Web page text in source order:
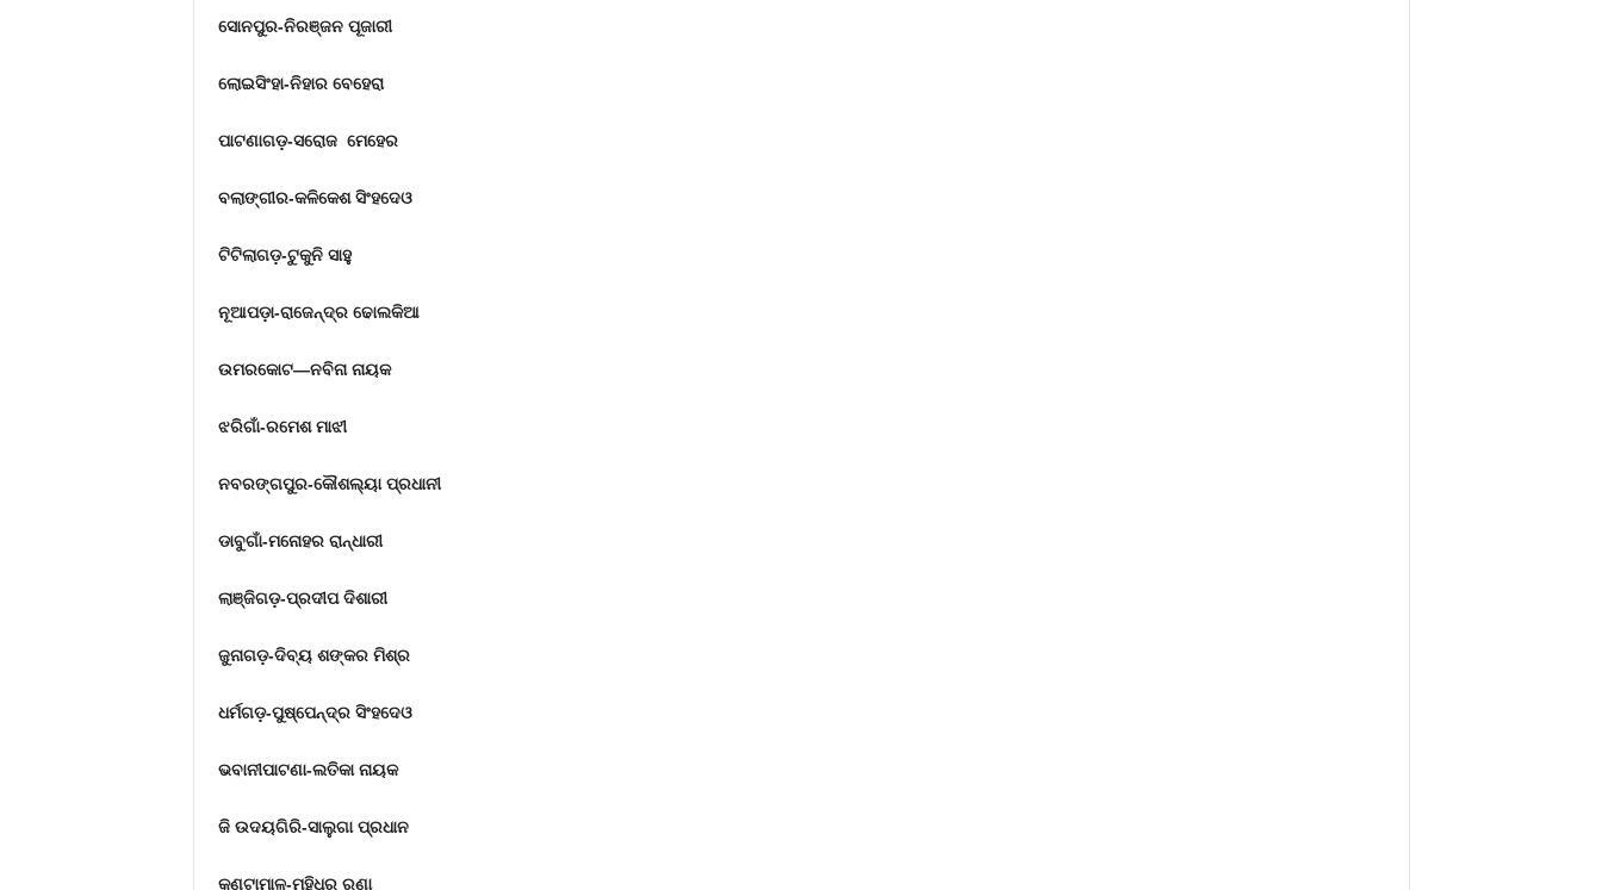
ସୋନପୁର-ନିରଞ୍ଜନ ପୂଜାରୀ
ଲୋଇସିଂହା-ନିହାର ବେହେରା
ପାଟଣାଗଡ଼-ସରୋଜ ମେହେର
ବଲାଙ୍ଗୀର-କଳିକେଶ ସିଂହଦେଓ
ଟିଟିଲାଗଡ଼-ଟୁକୁନି ସାହୁ
ନୂଆପଡ଼ା-ରାଜେନ୍ଦ୍ର ଢୋଲକିଆ
ଉମରକୋଟ—ନବିନା ନାୟକ
ଝରିଗାଁ-ରମେଶ ମାଝୀ
ନବରଙ୍ଗପୁର-କୌଶଲ୍ୟା ପ୍ରଧାନୀ
ଡାବୁଗାଁ-ମନୋହର ରାନ୍ଧାରୀ
ଲାଞ୍ଜିଗଡ଼-ପ୍ରଦୀପ ଦିଶାରୀ
ଜୁନାଗଡ଼-ଦିବ୍ୟ ଶଙ୍କର ମିଶ୍ର
ଧର୍ମଗଡ଼-ପୁଷ୍ପେନ୍ଦ୍ର ସିଂହଦେଓ
ଭବାନୀପାଟଣା-ଲତିକା ନାୟକ
ଜି ଉଦୟଗିରି-ସାଲୁଗା ପ୍ରଧାନ
କଣ୍ଟାମାଳ-ମହିଧର ରଣା